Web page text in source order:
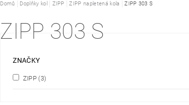
Domů Doplňky kol ZIPP ZIPP napletená kola ZIPP 303 S
ZIPP 303 S
ZNAČKY
ZIPP (3)